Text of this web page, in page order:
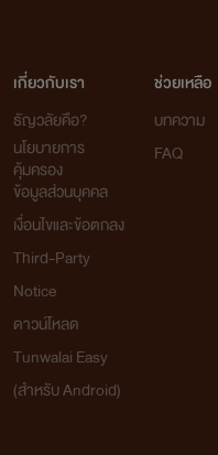
เกี่ยวกับเรา
ธัญวลัยคือ?
นโยบายการ
คุ้มครอง
ข้อมูลส่วนบุคคล
เงื่อนไขและข้อตกลง
Third-Party
Notice
ดาวน์โหลด
Tunwalai Easy
(สำหรับ Android)
ช่วยเหลือ
บทความ
FAQ